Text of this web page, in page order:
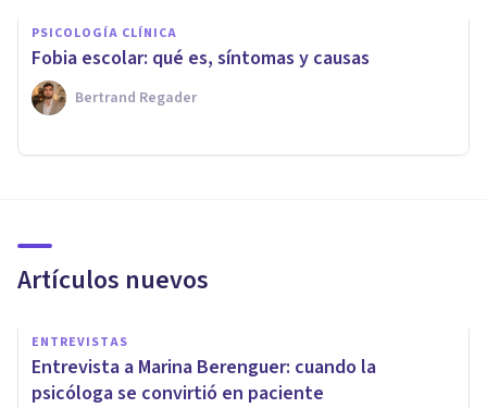
PSICOLOGÍA CLÍNICA
Fobia escolar: qué es, síntomas y causas
Bertrand Regader
Artículos nuevos
ENTREVISTAS
Entrevista a Marina Berenguer: cuando la
psicóloga se convirtió en paciente